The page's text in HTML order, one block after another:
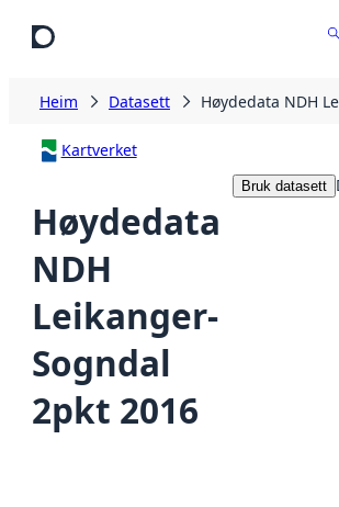
Heim Datasett Høydedata NDH
Kartverket
Høydedata
NDH
Leikanger-
Sogndal
2pkt 2016
Bruk datasett